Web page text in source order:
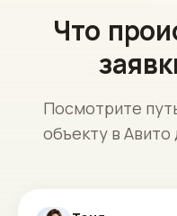
Что
Посмотрите
объекту в